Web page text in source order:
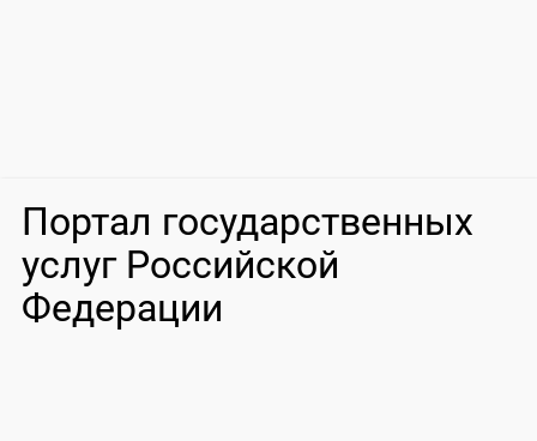
Портал государственных
услуг Российской
Федерации